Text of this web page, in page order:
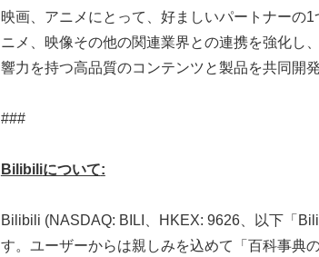
映画、アニメにとって、好ましいパートナーの
ニメ、映像その他の関連業界との連携を強化し
響力を持つ高品質のコンテンツと製品を共同開
###
Bilibiliについて:
Bilibili (NASDAQ: BILI、HKEX: 9626、以下「
す。ユーザーからは親しみを込めて「百科事典